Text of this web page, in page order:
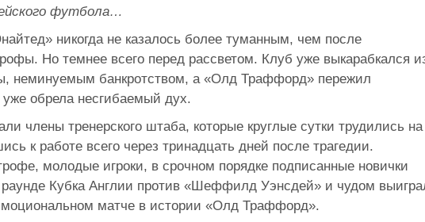
футбола…
никогда не казалось более туманным, чем после
Но темнее всего перед рассветом. Клуб уже выкарабкался
неминуемым банкротством, а «Олд Траффорд» пережил
обрела несгибаемый дух.
члены тренерского штаба, которые круглые сутки трудились на
к работе всего через тринадцать дней после трагедии.
молодые игроки, в срочном порядке подписанные новички
Кубка Англии против «Шеффилд Уэнсдей» и чудом
матче в истории «Олд Траффорд».